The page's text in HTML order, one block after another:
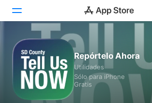
Hoy
Juegos
Apps
Repórtelo Ahora
Utilidades
Sólo para iPhone
Gratis